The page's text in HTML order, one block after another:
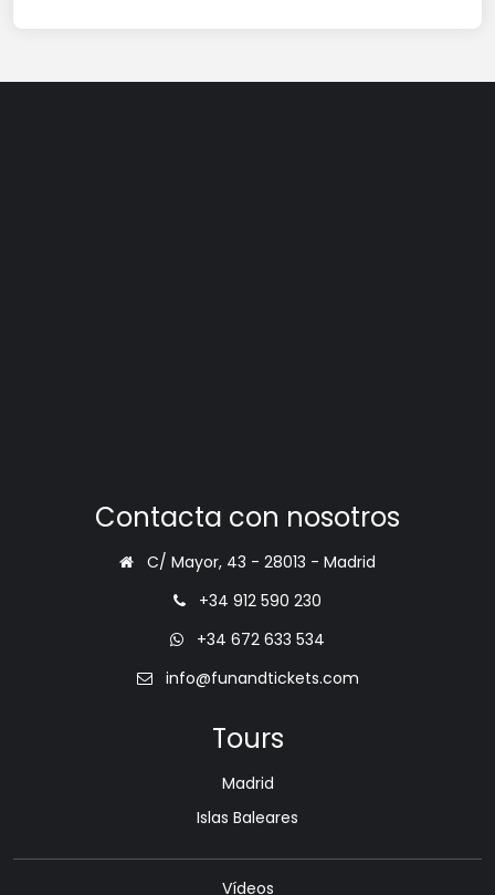
Contacta con nosotros
C/ Mayor, 43 - 28013 - Madrid
+34 912 590 230
+34 672 633 534
info@funandtickets.com
Tours
Madrid
Islas Baleares
Vídeos